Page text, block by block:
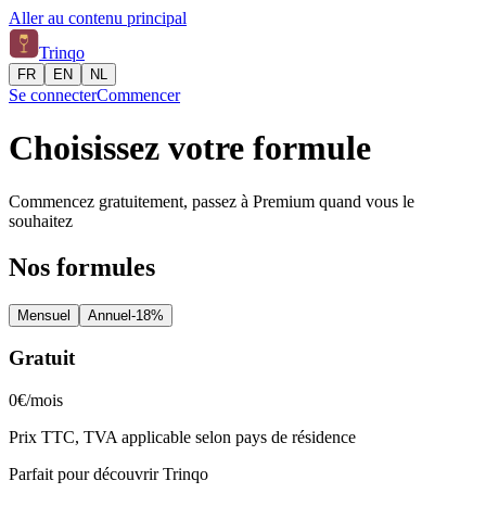
Aller au contenu principal
Trinqo
FR EN NL
Se connecterCommencer
Choisissez votre formule
Commencez gratuitement, passez à Premium quand vous le
souhaitez
Nos formules
Mensuel Annuel-18%
Gratuit
0€/mois
Prix TTC, TVA applicable selon pays de résidence
Parfait pour découvrir Trinqo